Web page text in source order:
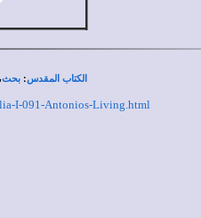
الكتاب المقدس:بحث
I-091-Antonios-Living.html